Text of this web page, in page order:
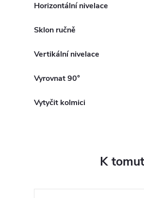
Horizontální nivelace
Sklon ručně
Vertikální nivelace
Vyrovnat 90°
Vytyčit kolmici
K